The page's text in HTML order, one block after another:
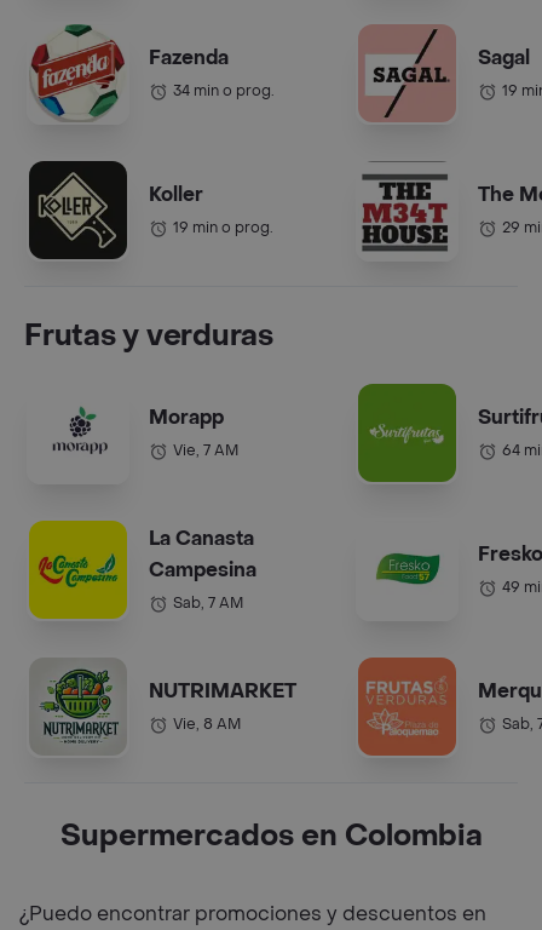
Fazenda
34 min o prog.
Koller
19 min o prog.
Sagal
19
The
29
Frutas y verduras
Morapp
Vie, 7 AM
La Canasta
Campesina
Sab, 7 AM
NUTRIMARKET
Vie, 8 AM
64
49
Sab,
Supermercados en Colombia
¿Puedo encontrar promociones y descuentos en